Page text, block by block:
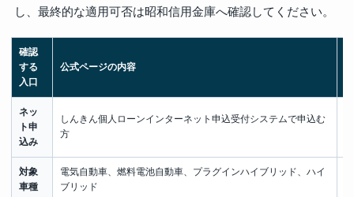
し、最終的な適用可否は昭和信用金庫へ確認してください。
確認
する
入口
公式ページの内容
ネッ
ト申
込み
しんきん個人ローンインターネット申込受付システムで申込む
方
対象
車種
電気自動車、燃料電池自動車、プラグインハイブリッド、ハイ
ブリッド